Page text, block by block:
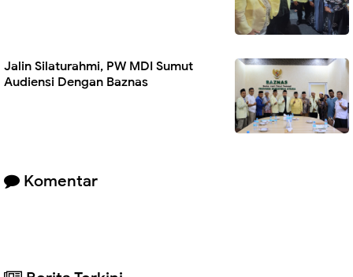
Jalin Silaturahmi, PW MDI Sumut
Audiensi Dengan Baznas
Komentar